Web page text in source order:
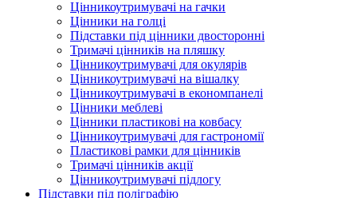
Цінникоутримувачі на гачки
Цінники на голці
Підставки під цінники двосторонні
Тримачі цінників на пляшку
Цінникоутримувачі для окулярів
Цінникоутримувачі на вішалку
Цінникоутримувачі в економпанелі
Цінники меблеві
Цінники пластикові на ковбасу
Цінникоутримувачі для гастрономії
Пластикові рамки для цінників
Тримачі цінників акції
Цінникоутримувачі підлогу
Підставки під поліграфію